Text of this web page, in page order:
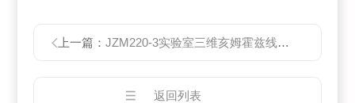
上一篇：JZM220-3实验室三维亥姆霍兹线圈 JM832-3
返回列表